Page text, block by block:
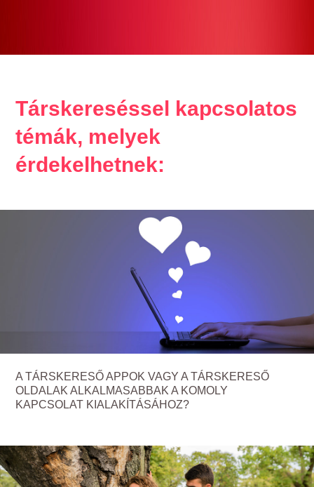
Társkereséssel kapcsolatos
témák, melyek
érdekelhetnek:
A TÁRSKERESŐ APPOK VAGY A TÁRSKERESŐ
OLDALAK ALKALMASABBAK A KOMOLY
KAPCSOLAT KIALAKÍTÁSÁHOZ?